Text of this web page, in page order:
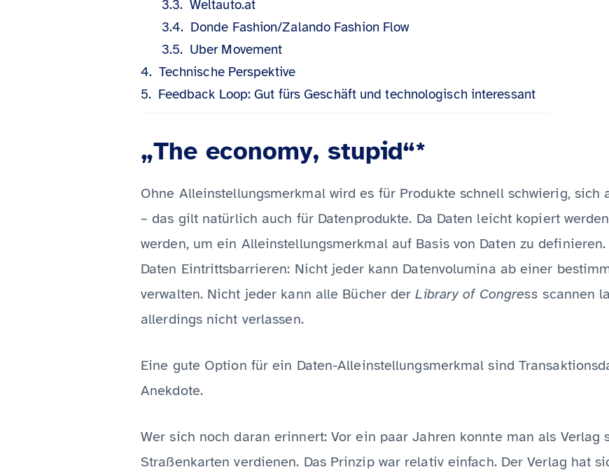
Weltauto.at
Donde Fashion/Zalando Fashion Flow
Uber Movement
Technische Perspektive
Feedback Loop: Gut fürs Geschäft und technologisch interessant
„The economy, stupid“*
Ohne Alleinstellungsmerkmal wird es für Produkte schnell schwierig, sich
– das gilt natürlich auch für Datenprodukte. Da Daten leicht kopiert
werden, um ein Alleinstellungsmerkmal auf Basis von Daten zu
Daten Eintrittsbarrieren: Nicht jeder kann Datenvolumina ab einer
verwalten. Nicht jeder kann alle Bücher derLibrary of Congress scannen
allerdings nicht verlassen.
Eine gute Option für ein Daten-Alleinstellungsmerkmal sind
Anekdote.
Wer sich noch daran erinnert: Vor ein paar Jahren konnte man als Verlag
Straßenkarten verdienen. Das Prinzip war relativ einfach. Der Verlag hat